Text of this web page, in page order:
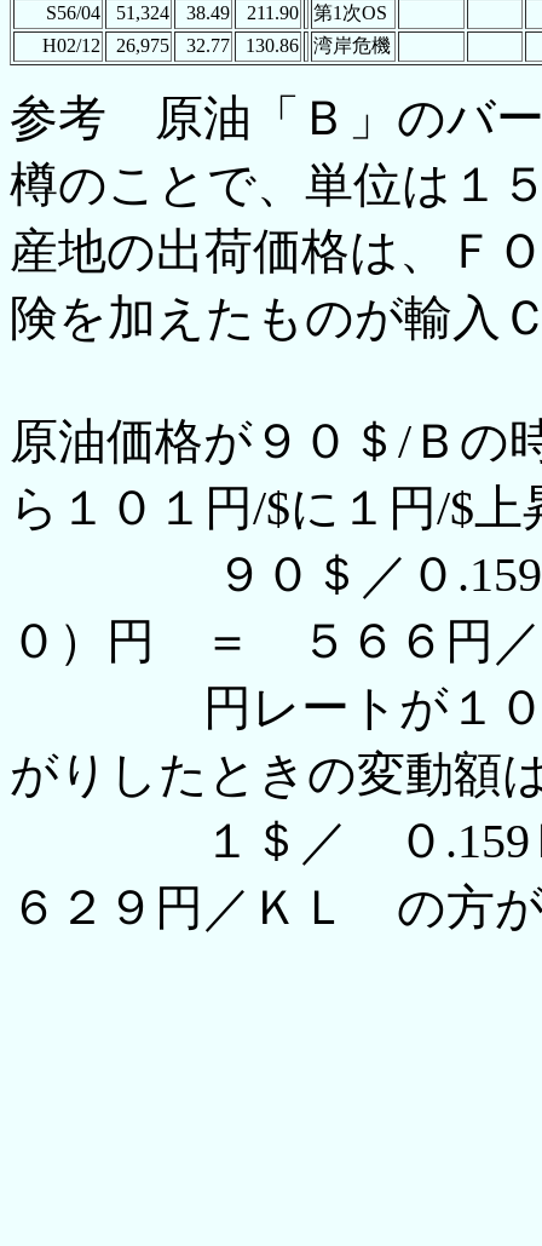
S56/04
51,324 38.49 211.90
第1次OS
H02/12
26,975 32.77 130.86 湾岸危機
参考 原油「Ｂ」のバ
樽のことで、単位は１
産地の出荷価格は、Ｆ
険を加えたものが輸入
原油価格が９０＄/Ｂの
ら１０１円/$に１円/$
９０＄／０.159
０）円 ＝ ５６６円／
円レートが１００
がりしたときの変動額
１＄／ ０.159
６２９円／ＫＬ の方